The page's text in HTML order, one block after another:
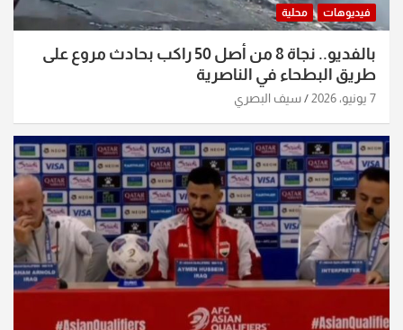
فيديوهات محلية
بالفديو.. نجاة 8 من أصل 50 راكب بحادث مروع على
طريق البطحاء في الناصرية
7 يونيو، 2026 سيف البصري